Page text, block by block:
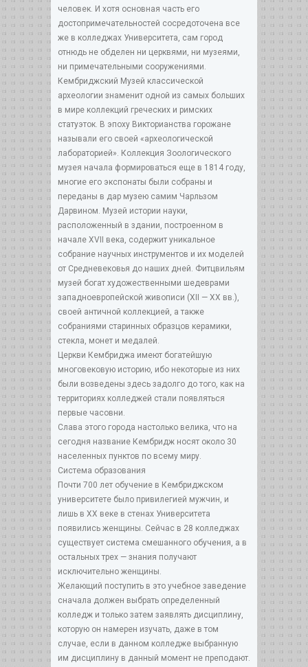
человек. И хотя основная часть его
достопримечательностей сосредоточена все
же в колледжах Университета, сам город
отнюдь не обделен ни церквями, ни музеями,
ни примечательными сооружениями.
Кембриджский Музей классической
археологии знаменит одной из самых больших
в мире коллекций греческих и римских
статуэток. В эпоху Викторианства горожане
называли его своей «археологической
лабораторией». Коллекция Зоологического
музея начала формироваться еще в 1814 году,
многие его экспонаты были собраны и
переданы в дар музею самим Чарльзом
Дарвином. Музей истории науки,
расположенный в здании, построенном в
начале XVII века, содержит уникальное
собрание научных инструментов и их моделей
от Средневековья до наших дней. Фитцвильям
музей богат художественными шедеврами
западноевропейской живописи (XII — XX вв.),
своей античной коллекцией, а также
собраниями старинных образцов керамики,
стекла, монет и медалей.
Церкви Кембриджа имеют богатейшую
многовековую историю, ибо некоторые из них
были возведены здесь задолго до того, как на
территориях колледжей стали появляться
первые часовни.
Слава этого города настолько велика, что на
сегодня название Кембридж носят около 30
населенных пунктов по всему миру.
Система образования
Почти 700 лет обучение в Кембриджском
университете было привилегией мужчин, и
лишь в XX веке в стенах Университета
появились женщины. Сейчас в 28 колледжах
существует система смешанного обучения, а в
остальных трех — знания получают
исключительно женщины.
Желающий поступить в это учебное заведение
сначала должен выбрать определенный
колледж и только затем заявлять дисциплину,
которую он намерен изучать, даже в том
случае, если в данном колледже выбранную
им дисциплину в данный момент не преподают.